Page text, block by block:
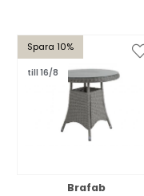
Spara 10%
till 16/8
Brafab